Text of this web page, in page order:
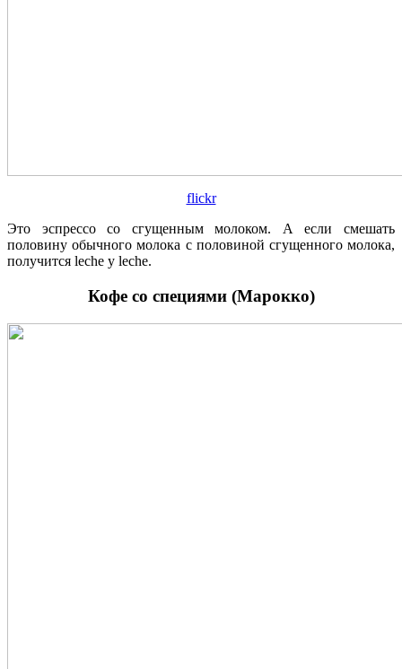
flickr
Это эспрессо со сгущенным молоком. А если смешать
половину обычного молока с половиной сгущенного молока,
получится leche y leche.
Кофе со специями (Марокко)